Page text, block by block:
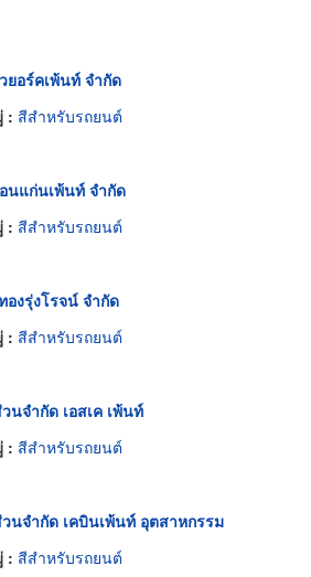
ยอร์คเพ้นท์ จำกัด
: สีสำหรับรถยนต์
นแก่นเพ้นท์ จำกัด
: สีสำหรับรถยนต์
งรุ่งโรจน์ จำกัด
: สีสำหรับรถยนต์
นจำกัด เอสเค เพ้นท์
: สีสำหรับรถยนต์
นจำกัด เคบินเพ้นท์ อุตสาหกรรม
: สีสำหรับรถยนต์